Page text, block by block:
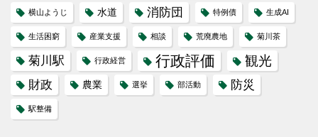
横山ようじ 水道 消防団 特例債 生成AI
生活困窮 産業支援 相談 荒廃農地 菊川茶
菊川駅 行政経営 行政評価 観光
財政 農業 選挙 部活動 防災
駅整備